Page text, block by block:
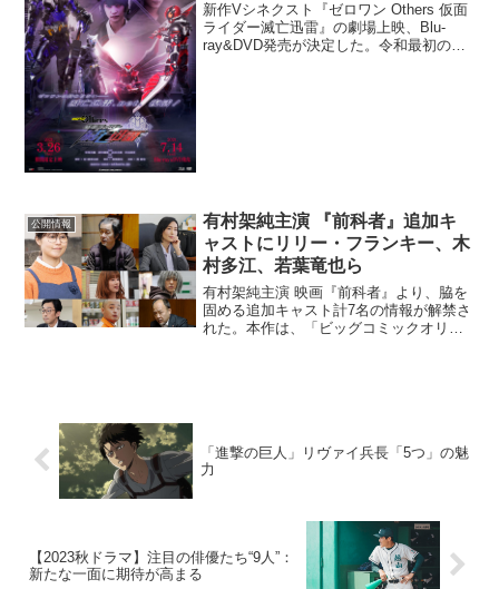
新作Vシネクスト『ゼロワン Others 仮面
ライダー滅亡迅雷』の劇場上映、Blu-
ray&DVD発売が決定した。令和最初の仮
公開情報
有村架純主演 『前科者』追加キ
ャストにリリー・フランキー、木
村多江、若葉竜也ら
有村架純主演 映画『前科者』より、脇を
固める追加キャスト計7名の情報が解禁さ
れた。本作は、「ビッグコミックオリジ
「進撃の巨人」リヴァイ兵長「5つ」の魅
力
【2023秋ドラマ】注目の俳優たち“9人”：
新たな一面に期待が高まる